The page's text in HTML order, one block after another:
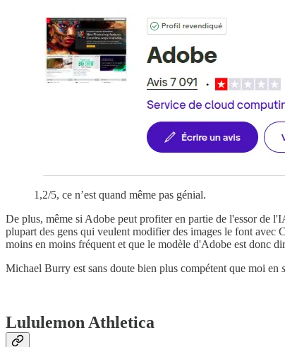
1,2/5, ce n’est quand même pas génial.
De plus, même si Adobe peut profiter en partie de l'essor de
plupart des gens qui veulent modifier des images le font
moins en moins fréquent et que le modèle d'Adobe est donc
Michael Burry est sans doute bien plus compétent que moi en
Lululemon Athletica